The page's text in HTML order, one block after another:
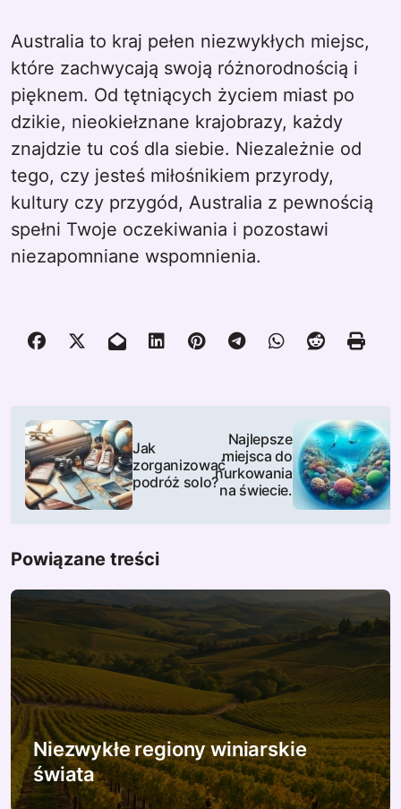
Australia to kraj pełen niezwykłych miejsc,
które zachwycają swoją różnorodnością i
pięknem. Od tętniących życiem miast po
dzikie, nieokiełznane krajobrazy, każdy
znajdzie tu coś dla siebie. Niezależnie od
tego, czy jesteś miłośnikiem przyrody,
kultury czy przygód, Australia z pewnością
spełni Twoje oczekiwania i pozostawi
niezapomniane wspomnienia.
N
w
g
a
c
j
a
w
p
Jak
zorganizować
podróż solo?
Najlepsze
miejsca do
nurkowania
na świecie.
Powiązane treści
Niezwykłe regiony winiarskie
świata